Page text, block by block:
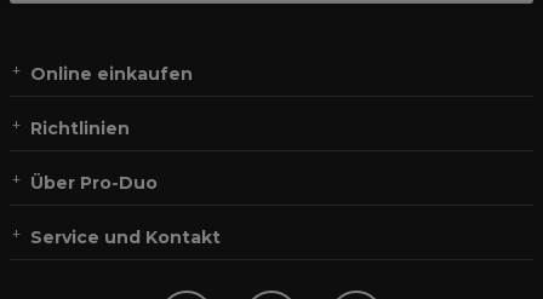
Online einkaufen
Richtlinien
Über Pro-Duo
Service und Kontakt